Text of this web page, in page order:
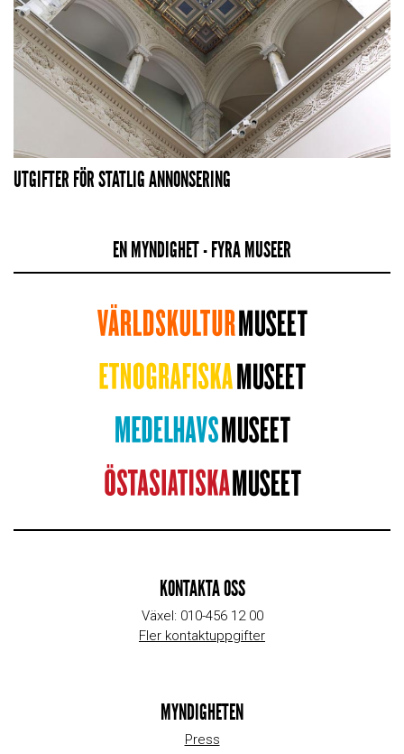
UTGIFTER FÖR STATLIG ANNONSERING
EN MYNDIGHET - FYRA MUSEER
KONTAKTA OSS
Växel: 010-456 12 00
Fler kontaktuppgifter
MYNDIGHETEN
Press